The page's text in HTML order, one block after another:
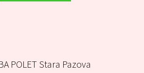
POLET Stara Pazova